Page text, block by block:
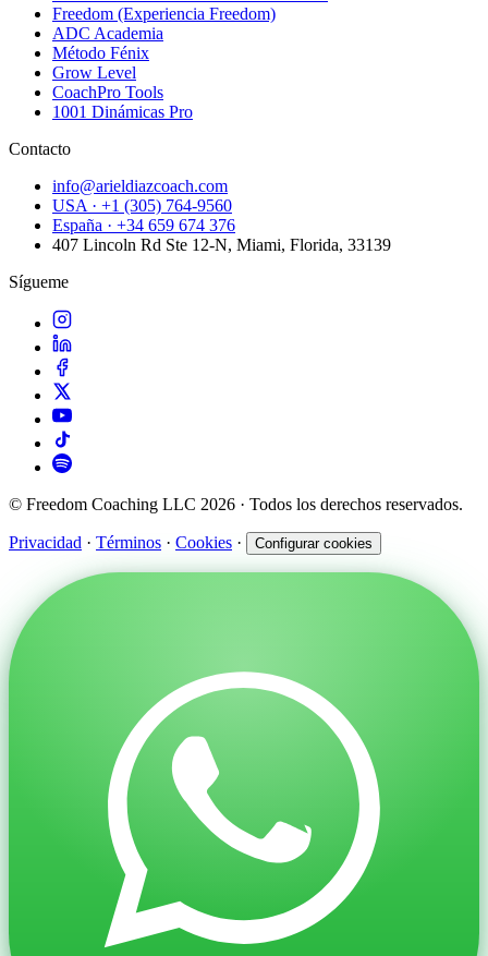
Freedom (Experiencia Freedom)
ADC Academia
Método Fénix
Grow Level
CoachPro Tools
1001 Dinámicas Pro
Contacto
info@arieldiazcoach.com
USA · +1 (305) 764-9560
España · +34 659 674 376
407 Lincoln Rd Ste 12-N, Miami, Florida, 33139
Sígueme
© Freedom Coaching LLC 2026 · Todos los derechos reservados.
Privacidad · Términos · Cookies · Configurar cookies